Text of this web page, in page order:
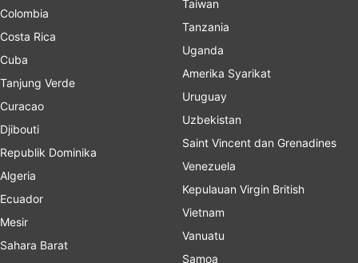
Colombia
Costa Rica
Cuba
Tanjung Verde
Curacao
Djibouti
Republik Dominika
Algeria
Ecuador
Mesir
Sahara Barat
Taiwan
Tanzania
Uganda
Amerika Syarikat
Uruguay
Uzbekistan
Saint Vincent dan Grenadines
Venezuela
Kepulauan Virgin British
Vietnam
Vanuatu
Samoa